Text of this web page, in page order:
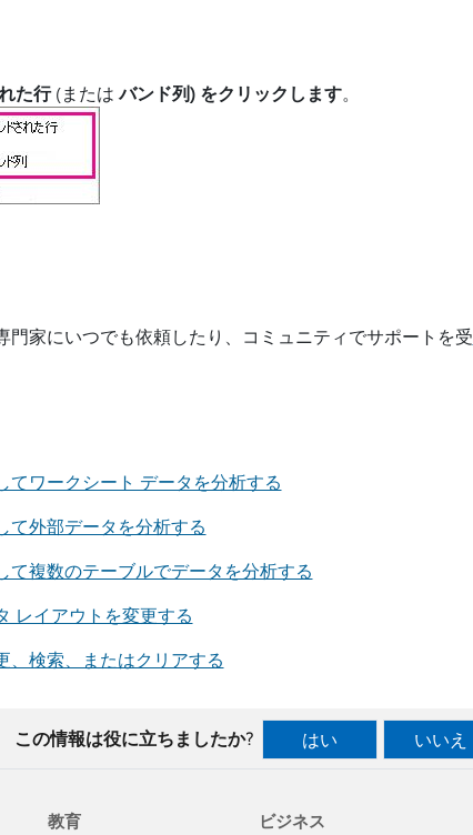
た行(またはバンド列) をクリックします。
門家にいつでも依頼したり、コミュニティでサポートを受
てワークシート データを分析する
て外部データを分析する
て複数のテーブルでデータを分析する
レイアウトを変更する
、検索、またはクリアする
この情報は役に立ちましたか? はい いいえ
教育 ビジネス